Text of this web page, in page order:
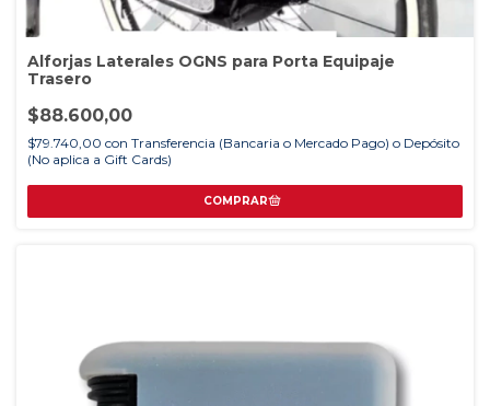
Alforjas Laterales OGNS para Porta Equipaje
Trasero
$88.600,00
$79.740,00 con Transferencia (Bancaria o Mercado Pago) o Depósito
(No aplica a Gift Cards)